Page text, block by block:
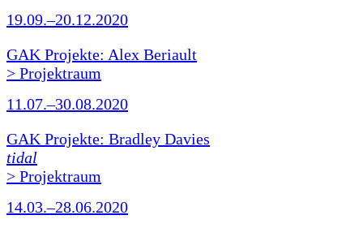
19.09.–20.12.2020
GAK Projekte: Alex Beriault
> Projektraum
11.07.–30.08.2020
GAK Projekte: Bradley Davies
tidal
> Projektraum
14.03.–28.06.2020